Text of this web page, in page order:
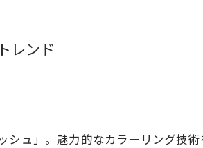
レンド
ュ」。魅力的なカラーリング技